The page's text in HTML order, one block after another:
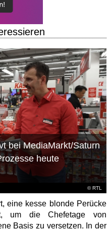
©RTL
bei MediaMarkt/Saturn
heute
eine kesse blonde Perücke
um die Chefetage von
Basis zu versetzen. In der